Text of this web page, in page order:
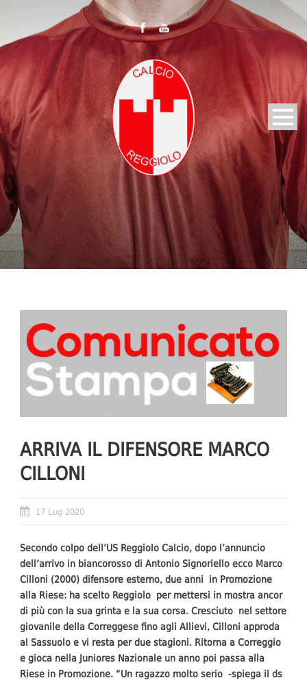
ARRIVA IL DIFENSORE MARCO
CILLONI
17 Lug 2020
Secondo colpo dell’US Reggiolo Calcio, dopo l’annuncio
dell’arrivo in biancorosso di Antonio Signoriello ecco Marco
Cilloni (2000) difensore esterno, due anni in Promozione
alla Riese: ha scelto Reggiolo per mettersi in mostra ancor
di più con la sua grinta e la sua corsa. Cresciuto nel settore
giovanile della Correggese fino agli Allievi, Cilloni approda
al Sassuolo e vi resta per due stagioni. Ritorna a Correggio
e gioca nella Juniores Nazionale un anno poi passa alla
Riese in Promozione. “Un ragazzo molto serio -spiega il ds